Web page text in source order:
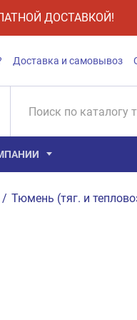
ДОСТАВКОЙ!
Доставка и самовывоз
/ Тюмень (тяг. и